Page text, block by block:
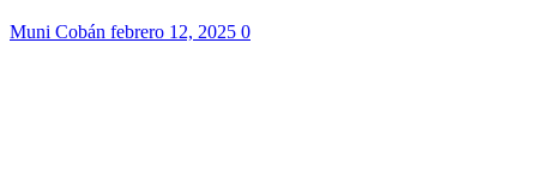
Muni Cobán febrero 12, 2025 0